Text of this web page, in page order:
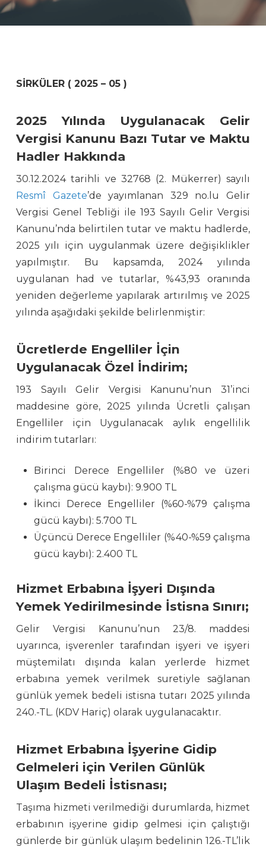
SİRKÜLER ( 2025 – 05 )
2025 Yılında Uygulanacak Gelir
Vergisi Kanunu Bazı Tutar ve Maktu
Hadler Hakkında
30.12.2024 tarihli ve 32768 (2. Mükerrer) sayılı
Resmî Gazete’de yayımlanan 329 no.lu Gelir
Vergisi Genel Tebliği ile 193 Sayılı Gelir Vergisi
Kanunu’nda belirtilen tutar ve maktu hadlerde,
2025 yılı için uygulanmak üzere değişiklikler
yapılmıştır. Bu kapsamda, 2024 yılında
uygulanan had ve tutarlar, %43,93 oranında
yeniden değerleme yapılarak artırılmış ve 2025
yılında aşağıdaki şekilde belirlenmiştir:
Ücretlerde Engelliler İçin
Uygulanacak Özel İndirim;
193 Sayılı Gelir Vergisi Kanunu’nun 31’inci
maddesine göre, 2025 yılında Ücretli çalışan
Engelliler için Uygulanacak aylık engellilik
indirim tutarları:
Birinci Derece Engelliler (%80 ve üzeri
çalışma gücü kaybı): 9.900 TL
İkinci Derece Engelliler (%60-%79 çalışma
gücü kaybı): 5.700 TL
Üçüncü Derece Engelliler (%40-%59 çalışma
gücü kaybı): 2.400 TL
Hizmet Erbabına İşyeri Dışında
Yemek Yedirilmesinde İstisna Sınırı;
Gelir Vergisi Kanunu’nun 23/8. maddesi
uyarınca, işverenler tarafından işyeri ve işyeri
müştemilatı dışında kalan yerlerde hizmet
erbabına yemek verilmek suretiyle sağlanan
günlük yemek bedeli istisna tutarı 2025 yılında
240.-TL. (KDV Hariç) olarak uygulanacaktır.
Hizmet Erbabına İşyerine Gidip
Gelmeleri için Verilen Günlük
Ulaşım Bedeli İstisnası;
Taşıma hizmeti verilmediği durumlarda, hizmet
erbabının işyerine gidip gelmesi için çalıştığı
günlerde bir günlük ulaşım bedelinin 126.-TL’lik